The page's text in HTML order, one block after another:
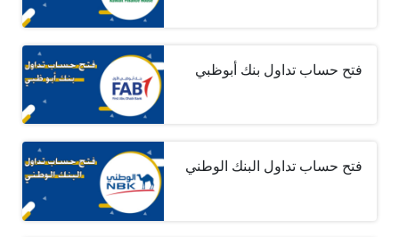
فتح حساب تداول بنك أبوظبي
فتح حساب تداول البنك الوطني